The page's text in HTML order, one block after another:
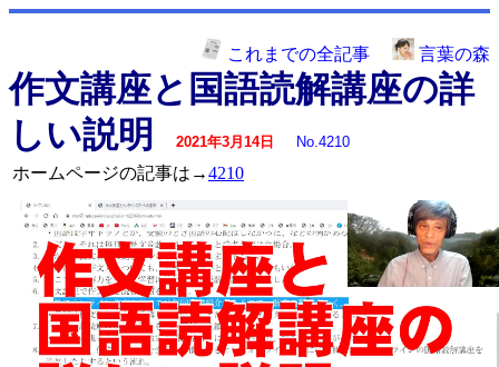
これまでの全記事 言葉の森
作文講座と国語読解講座の詳
しい説明
2021年3月14日 No.4210
ホームページの記事は→4210